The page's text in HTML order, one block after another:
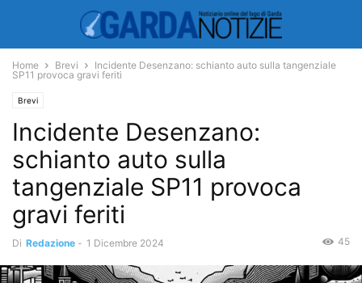
Home Brevi
Incidente Desenzano: schianto auto sulla tangenziale
SP11 provoca gravi feriti
Brevi
Incidente Desenzano:
schianto auto sulla
tangenziale SP11 provoca
gravi feriti
Di Redazione - 1 Dicembre 2024 45